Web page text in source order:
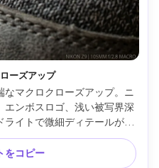
ーズアップ
なマクロクローズアップ。ニ
エンボスロゴ、浅い被写界深
イトで微細ディテールが見
・f/2.8、超リアルな繊維・
ム商品写真 --ar 4:5
をコピー